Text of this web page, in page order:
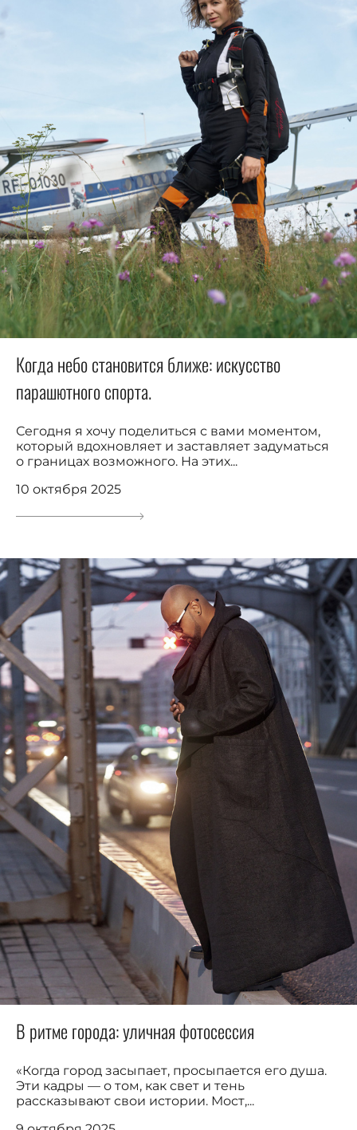
Когда небо становится ближе: искусство
парашютного спорта.
Сегодня я хочу поделиться с вами моментом,
который вдохновляет и заставляет задуматься
о границах возможного. На этих...
10 октября 2025
В ритме города: уличная фотосессия
«Когда город засыпает, просыпается его душа.
Эти кадры — о том, как свет и тень
рассказывают свои истории. Мост,...